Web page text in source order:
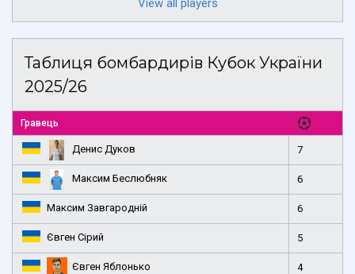
View all players
Таблиця бомбардирів Кубок України
2025/26
Гравець
Денис Дуков 7
Максим Беслюбняк 6
Максим Завгародній 6
Євген Сірий 5
Євген Яблонько 4